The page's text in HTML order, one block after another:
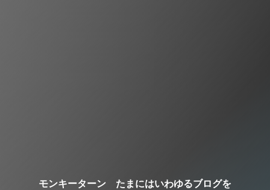
モンキーターン たまにはいわゆるブログを